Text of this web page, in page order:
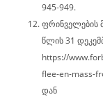
945-949.
ფრინველების
წლის 31
https://
flee-en-mass-
დან